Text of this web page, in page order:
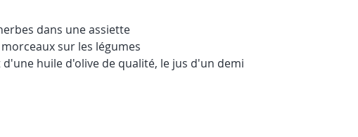
dans une assiette
sur les légumes
huile d'olive de qualité, le jus d'un demi